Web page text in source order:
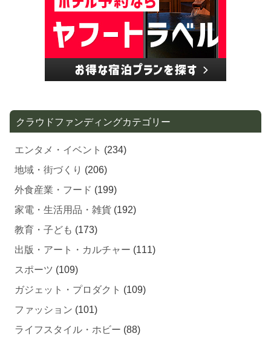
エンタメ・イベント(234)
地域・街づくり(206)
外食産業・フード(199)
家電・生活用品・雑貨(192)
教育・子ども(173)
出版・アート・カルチャー
スポーツ (109)
ガジェット・プロダクト
ファッション (101)
ライフスタイル・ホビー
酒・飲料 (74)